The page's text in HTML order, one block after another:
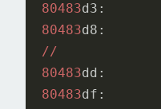
80483d3:
80483d8:
//
80483dd:
80483df: